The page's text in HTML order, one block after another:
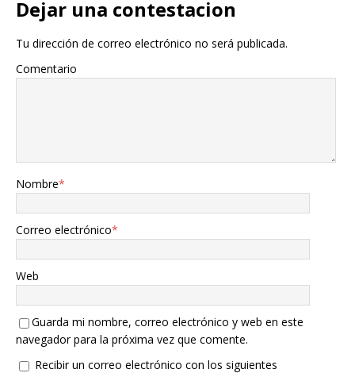
Dejar una contestacion
Tu dirección de correo electrónico no será publicada.
Comentario
Nombre*
Correo electrónico*
Web
Guarda mi nombre, correo electrónico y web en este
navegador para la próxima vez que comente.
Recibir un correo electrónico con los siguientes